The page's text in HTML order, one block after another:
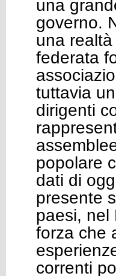
una
governo.
una
federata
tuttavia
dirigenti
popolare
dati di
presente
paesi, nel
forza che
correnti